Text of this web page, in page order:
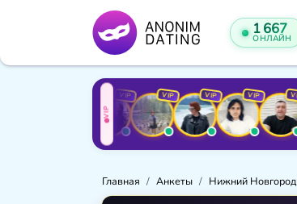
1 651
ОНЛАЙН
VIP
VIP VIP VIP VIP
Главная Анкеты Нижний Новгород